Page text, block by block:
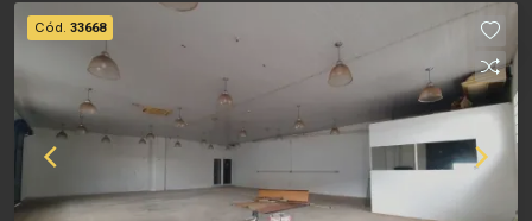
Investimento de IPTU: R$ 387,30 Obs: A
imobiliária se reserva ao direito de alterar
qualquer informação referente aos valores,
dados e disponibilidade de seus imóveis, sem
aviso prévio.
Cód. 33668